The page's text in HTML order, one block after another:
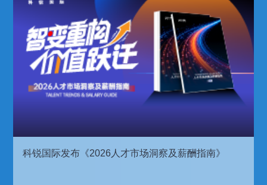
科锐国际发布《2026人才市场洞察及薪酬指南》